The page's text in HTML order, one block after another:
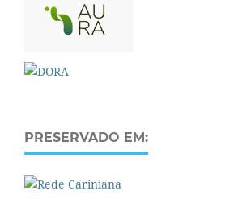
PRESERVADO EM: